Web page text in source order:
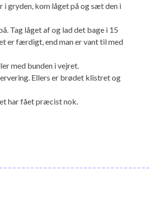
i gryden, kom låget på og sæt den i
Tag låget af og lad det bage i 15
er færdigt, end man er vant til med
med bunden i vejret.
Ellers er brødet klistret og
har fået præcist nok.